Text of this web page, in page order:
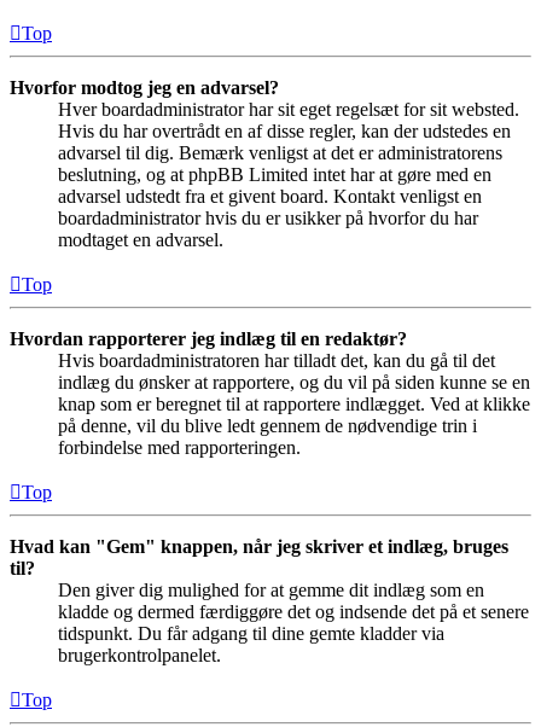
Top
Hvorfor modtog jeg en advarsel?
Hver boardadministrator har sit eget regelsæt for sit websted.
Hvis du har overtrådt en af disse regler, kan der udstedes en
advarsel til dig. Bemærk venligst at det er administratorens
beslutning, og at phpBB Limited intet har at gøre med en
advarsel udstedt fra et givent board. Kontakt venligst en
boardadministrator hvis du er usikker på hvorfor du har
modtaget en advarsel.
Top
Hvordan rapporterer jeg indlæg til en redaktør?
Hvis boardadministratoren har tilladt det, kan du gå til det
indlæg du ønsker at rapportere, og du vil på siden kunne se en
knap som er beregnet til at rapportere indlægget. Ved at klikke
på denne, vil du blive ledt gennem de nødvendige trin i
forbindelse med rapporteringen.
Top
Hvad kan "Gem" knappen, når jeg skriver et indlæg, bruges
til?
Den giver dig mulighed for at gemme dit indlæg som en
kladde og dermed færdiggøre det og indsende det på et senere
tidspunkt. Du får adgang til dine gemte kladder via
brugerkontrolpanelet.
Top